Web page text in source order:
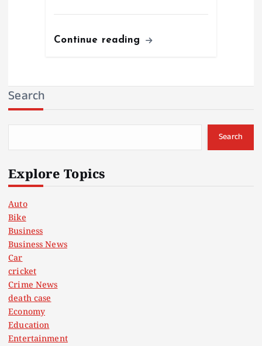
Continue reading
Search
Search
Explore Topics
Auto
Bike
Business
Business News
Car
cricket
Crime News
death case
Economy
Education
Entertainment